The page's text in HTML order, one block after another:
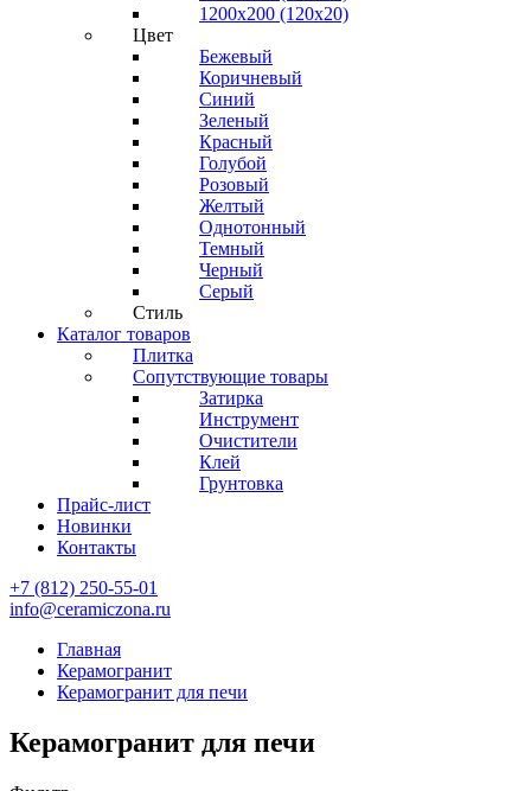
1200х200 (120x20)
Цвет
Бежевый
Коричневый
Синий
Зеленый
Красный
Голубой
Розовый
Желтый
Однотонный
Темный
Черный
Серый
Стиль
Каталог товаров
Плитка
Сопутствующие товары
Затирка
Инструмент
Очистители
Клей
Грунтовка
Прайс-лист
Новинки
Контакты
+7 (812) 250-55-01
info@ceramiczona.ru
Главная
Керамогранит
Керамогранит для печи
Керамогранит для печи